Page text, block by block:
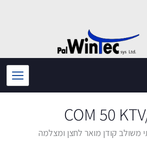
COM 50
משולב קודן מואר לחצן ומצלמה